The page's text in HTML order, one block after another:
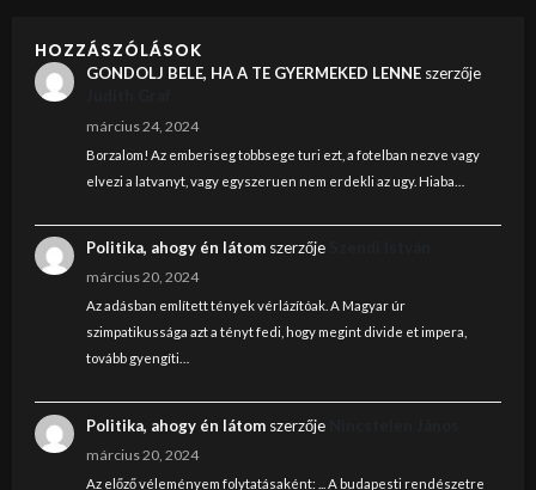
HOZZÁSZÓLÁSOK
GONDOLJ BELE, HA A TE GYERMEKED LENNEszerzője
március 24, 2024
Borzalom! Az emberiseg tobbsege turi ezt, a fotelban nezve vagy
elvezi a latvanyt, vagy egyszeruen nem erdekli az ugy. Hiaba…
Politika, ahogy én látomszerzője
március 20, 2024
Az adásban említett tények vérlázítóak. A Magyar úr
szimpatikussága azt a tényt fedi, hogy megint divide et impera,
tovább gyengíti…
Politika, ahogy én látomszerzője
március 20, 2024
Az előző véleményem folytatásaként: ... A budapesti rendészetre